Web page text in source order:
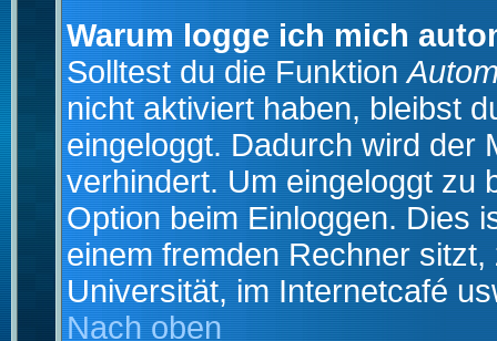
Warum logge ich mich
Solltest du die Funktion
nicht aktiviert haben, bleibst
eingeloggt. Dadurch wird der
verhindert. Um eingeloggt zu
Option beim Einloggen. Dies
einem fremden Rechner
Universität, im Internetcafé
Nach oben